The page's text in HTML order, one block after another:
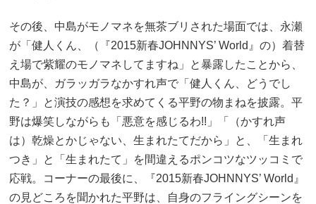
その後、中島がモノマネを無茶ブリされた場面では、永瀬
が「健人くん、（『2015新春JOHNNYS’ World』の）着替
え場で紫耀のモノマネしてますね」と暴露したことから、
中島が、ガラッガラなかすれ声で「健人くん、どうでし
た？」と演技の感想を求めてくる平野の物まねを披露。平
野は爆笑しながらも「悪意を感じるわ!!」「（かすれ声
は）乾燥とかじゃない、生まれたてだから」と、「生まれ
つき」と「生まれたて」を間違えるポンコツなツッコミで
応戦。コーナーの最後に、『2015新春JOHNNYS’ World』
の見どころを聞かれた平野は、自身のフライングシーンを